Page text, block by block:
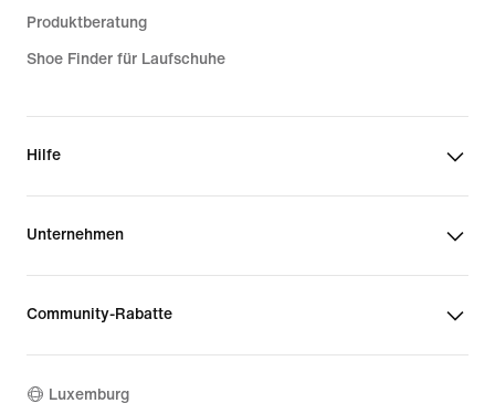
Produktberatung
Shoe Finder für Laufschuhe
Hilfe
Unternehmen
Community-Rabatte
Luxemburg